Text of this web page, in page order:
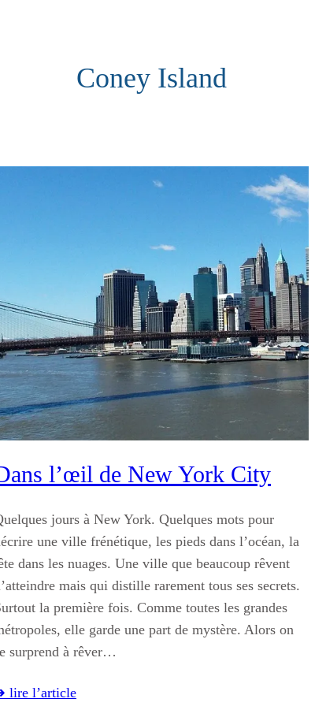
Coney Island
l’œil de New York City
jours à New York. Quelques mots pour
une ville frénétique, les pieds dans l’océan, la
dans les nuages. Une ville que beaucoup rêvent
mais qui distille rarement tous ses secrets.
la première fois. Comme toutes les grandes
elle garde une part de mystère. Alors on
surprend à rêver…
lire l’article